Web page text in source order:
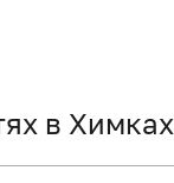
в Химках